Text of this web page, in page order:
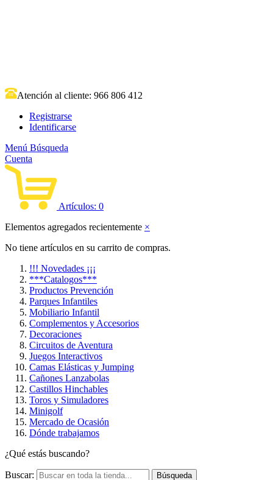
Atención al cliente: 966 806 412
Registrarse
Identificarse
Menú Búsqueda
Cuenta
Artículos: 0
Elementos agregados recientemente ×
No tiene artículos en su carrito de compras.
!!! Novedades ¡¡¡
***Catalogos***
Productos Prevención
Parques Infantiles
Mobiliario Infantil
Complementos y Accesorios
Decoraciones
Circuitos de Aventura
Juegos Interactivos
Camas Elásticas y Jumping
Cañones Lanzabolas
Castillos Hinchables
Toros y Simuladores
Minigolf
Mercado de Ocasión
Dónde trabajamos
¿Qué estás buscando?
Buscar: Búsqueda